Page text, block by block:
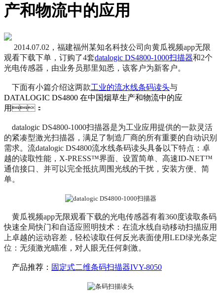
产和物流中的应用
2014.07.02，福建福州某知名科技公司向黄瓜视频app无限
观看下载下单，订购了4套datalogic DS4800-1000扫描器和2个
光电传感器，由业务员那里知悉，该客户为新客户。
下面有小篇介绍这两款工业的流水线条码读头与
DATALOGIC DS4800 在中国烟草生产和物流中的应
用：
datalogic DS4800-1000扫描器是为工业应用提供的一款灵活
的紧凑型激光扫描器，满足了制造厂商的所有重要的自动识别
需求。流datalogic DS4800流水线条码读头具备以下特点：卓
越的读取性能，X-PRESS™界面、设置简单、高速ID-NET™
通信接口、并可以完全抵抗周围光线的干扰，安装方便、简
单。
黄瓜视频app无限观看下载的光电传感器有着360度读取条码
快速全局快门和自适应照明技术：在流水线自动移动扫描应用
上卓越的运动容差，轻松读取任何反光表面使用LED绿光条定
位：无须激光瞄准，对人眼无任何刺激。
产品推荐： 固定式二维条码扫描器IVY-8050